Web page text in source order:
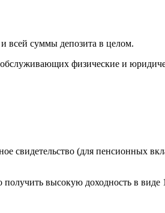
всей суммы депозита в целом.
физические и
свидетельство (для пенсионных
высокую доходность в виде